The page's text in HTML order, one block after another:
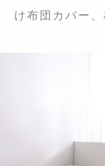
け布団カバー